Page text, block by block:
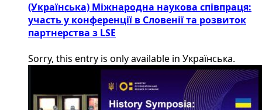
(Українська) Міжнародна наукова співпраця:
участь у конференції в Словенії та розвиток
партнерства з LSE
Sorry, this entry is only available in Українська.